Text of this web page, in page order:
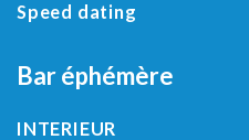
Speed dating
Bar éphémère
INTERIEUR